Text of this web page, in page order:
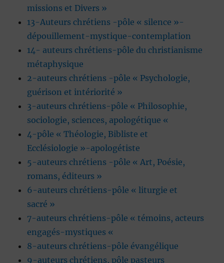
missions et Divers »
13-Auteurs chrétiens -pôle « silence »-
dépouillement-mystique-contemplation
14- auteurs chrétiens-pôle du christianisme
métaphysique
2-auteurs chrétiens -pôle « Psychologie,
guérison et intériorité »
3-auteurs chrétiens-pôle « Philosophie,
sociologie, sciences, apologétique «
4-pôle « Théologie, Bibliste et
Ecclésiologie »-apologétiste
5-auteurs chrétiens -pôle « Art, Poésie,
romans, éditeurs »
6-auteurs chrétiens-pôle « liturgie et
sacré »
7-auteurs chrétiens-pôle « témoins, acteurs
engagés-mystiques «
8-auteurs chrétiens-pôle évangélique
9-auteurs chrétiens, pôle pasteurs